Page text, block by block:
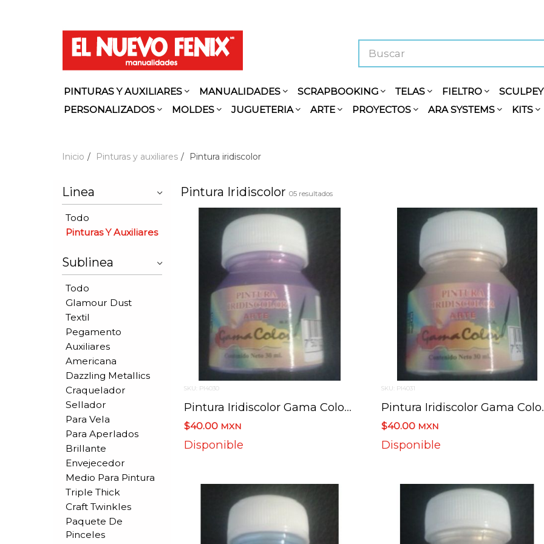
PINTURAS Y AUXILIARES MANUALIDADES SCRAPBOOKING TELAS FIELTRO
PERSONALIZADOS
MOLDES JUGUETERIA ARTE PROYECTOS ARA SYSTEMS KITS
Inicio Pinturas y auxiliares Pintura iridiscolor
Linea
Todo
Pinturas Y Auxiliares
Sublinea
Todo
Glamour Dust
Textil
Pegamento
Auxiliares
Americana
Dazzling Metallics
Craquelador
Sellador
Para Vela
Para Aperlados
Brillante
Envejecedor
Medio Para Pintura
Triple Thick
Craft Twinkles
Paquete De
Pinceles
Pintura Iridiscolor 05 resultados
SKU: PI4030
Pintura Iridiscolor Gama Color 703 Violeta 30 Ml
$40.00 MXN
Disponible
SKU: PI4031
Pintura
$40.00 MXN
Disponible